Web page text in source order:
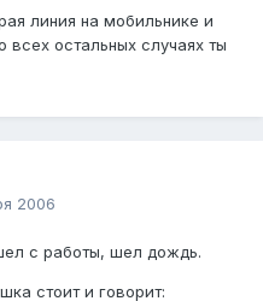
линия на мобильнике и
всех остальных случаях ты
2006
с работы, шел дождь.
стоит и говорит: